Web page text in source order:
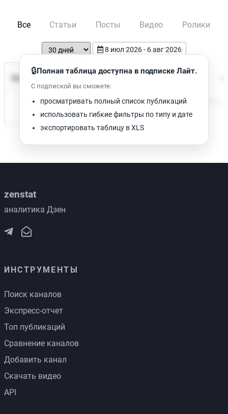
Все Статьи Посты Видео Ролики
8 июл 2026 - 6 авг 2026
Время чтения
Нет доступных публикаций. Попробуйте изменить фильтр.
🔒Полная таблица доступна в подписке Лайт.
С подпиской вы сможете:
просматривать полный список публикаций
использовать гибкие фильтры по типу и дате
экспортировать таблицу в XLS
zenstat
аналитика Дзен
ИНСТРУМЕНТЫ
Поиск каналов
Экспресс-отчет
Топ публикаций
Сравнение каналов
Добавить канал
Скачать видео
API